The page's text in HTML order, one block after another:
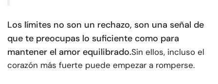
Los límites no son un rechazo, son una señal de
que te preocupas lo suficiente como para
mantener el amor equilibrado.Sin ellos, incluso el
corazón más fuerte puede empezar a romperse.